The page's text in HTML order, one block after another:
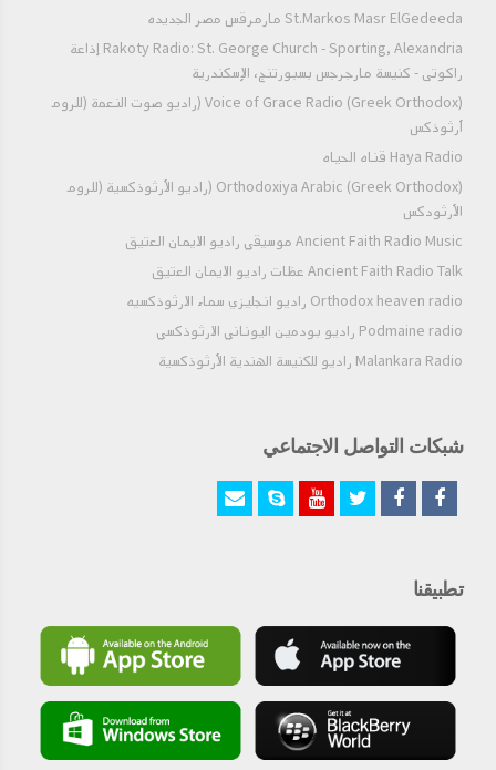
St.Markos Masr ElGedeeda مارمرقس مصر الجديده
Rakoty Radio: St. George Church - Sporting, Alexandria إذاعة
راكوتى - كنيسة مارجرجس بسبورتنج، الإسكندرية
Voice of Grace Radio (Greek Orthodox) (راديو صوت النعمة (للروم
أرثوذكس
Haya Radio قناه الحياه
Orthodoxiya Arabic (Greek Orthodox) (راديو الأرثوذكسية (للروم
الأرثودكس
Ancient Faith Radio Music موسيقي راديو الايمان العتيق
Ancient Faith Radio Talk عظات راديو الايمان العتيق
Orthodox heaven radio راديو انجليزي سماء الارثوذكسيه
Podmaine radio راديو بودمين اليوناني الارثوذكسي
Malankara Radio راديو للكنيسة الهندية الأرثوذكسية
شبكات التواصل الاجتماعي
تطبيقنا